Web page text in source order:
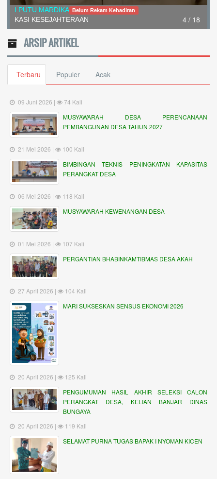
4 / 18
I PUTU MARDIKA Belum Rekam Kehadiran
KASI KESEJAHTERAAN
ARSIP ARTIKEL
Terbaru Populer Acak
09 Juni 2026 |
74 Kali
MUSYAWARAH DESA PERENCANAAN
PEMBANGUNAN DESA TAHUN 2027
21 Mei 2026 |
100 Kali
BIMBINGAN TEKNIS PENINGKATAN KAPASITAS
PERANGKAT DESA
06 Mei 2026 |
118 Kali
MUSYAWARAH KEWENANGAN DESA
01 Mei 2026 |
107 Kali
PERGANTIAN BHABINKAMTIBMAS DESA AKAH
27 April 2026 |
104 Kali
MARI SUKSESKAN SENSUS EKONOMI 2026
20 April 2026 |
125 Kali
PENGUMUMAN HASIL AKHIR SELEKSI CALON
PERANGKAT DESA, KELIAN BANJAR DINAS
BUNGAYA
20 April 2026 |
119 Kali
SELAMAT PURNA TUGAS BAPAK I NYOMAN KICEN